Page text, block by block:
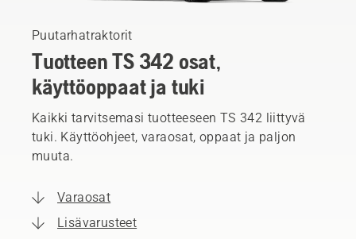
Puutarhatraktorit
Tuotteen TS 342 osat,
käyttöoppaat ja tuki
Kaikki tarvitsemasi tuotteeseen TS 342 liittyvä
tuki. Käyttöohjeet, varaosat, oppaat ja paljon
muuta.
Varaosat
Lisävarusteet